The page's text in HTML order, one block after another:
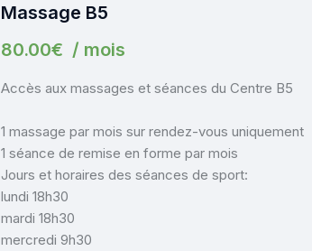
Massage B5
80.00€ / mois
Accès aux massages et séances du Centre B5
1 massage par mois sur rendez-vous uniquement
1 séance de remise en forme par mois
Jours et horaires des séances de sport:
lundi 18h30
mardi 18h30
mercredi 9h30